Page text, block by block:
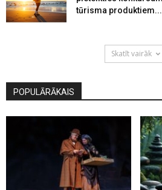
tūrisma produktiem...
Skatīt vairāk
POPULĀRĀKAIS